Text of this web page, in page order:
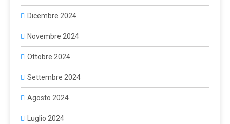
Dicembre 2024
Novembre 2024
Ottobre 2024
Settembre 2024
Agosto 2024
Luglio 2024